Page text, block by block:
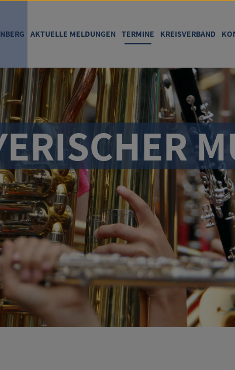
AKTUELLE MELDUNGEN TERMINE KREISVERBAND